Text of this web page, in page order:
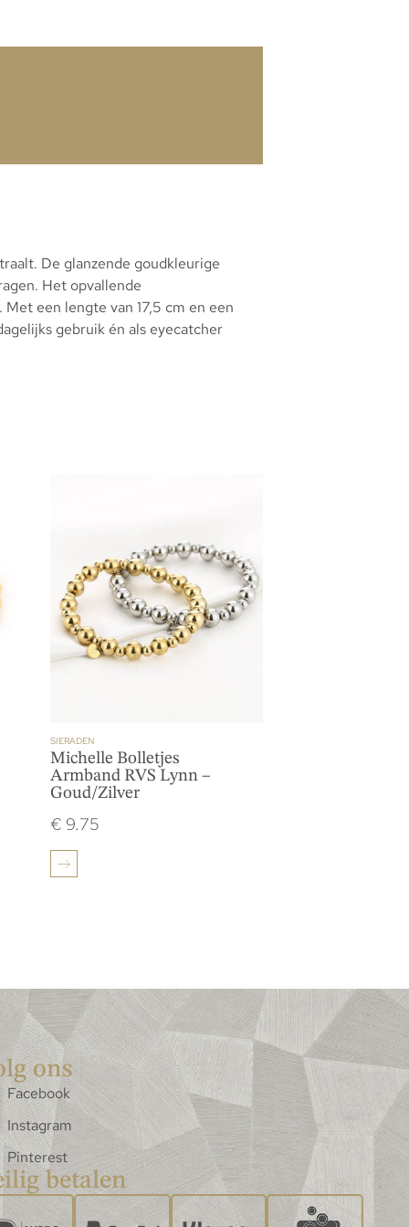
De glanzende goudkleurige
Het opvallende
een lengte van 17,5 cm en een
gebruik én als eyecatcher
SIERADEN
Michelle Bolletjes
Armband RVS Lynn –
Goud/Zilver
€ 9.75
ons
Facebook
Instagram
Pinterest
betalen